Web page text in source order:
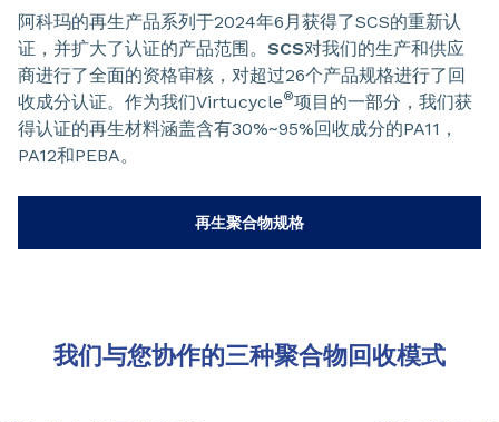
阿科玛的再生产品系列于2024年6月获得了SCS的重新认
证，并扩大了认证的产品范围。 SCS对我们的生产和供应
商进行了全面的资格审核，对超过26个产品规格进行了回
收成分认证。作为我们Virtucycle®项目的一部分，我们获
得认证的再生材料涵盖含有30%~95%回收成分的PA11，
PA12和PEBA。
再生聚合物规格
我们与您协作的三种聚合物回收模式